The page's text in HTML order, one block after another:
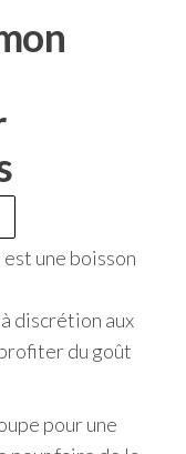
une boisson
discrétion aux
du goût
pour une